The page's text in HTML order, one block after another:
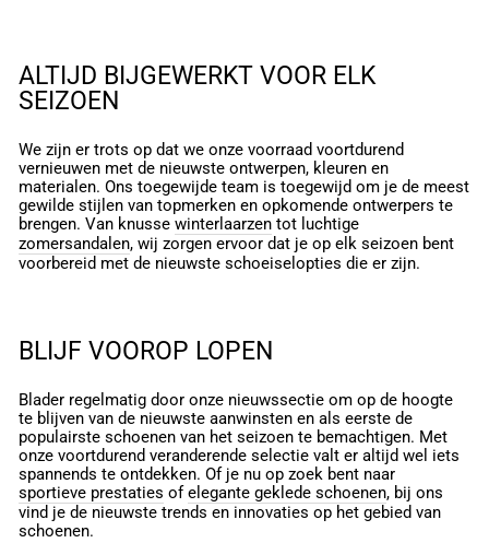
ALTIJD BIJGEWERKT VOOR ELK
SEIZOEN
We zijn er trots op dat we onze voorraad voortdurend
vernieuwen met de nieuwste ontwerpen, kleuren en
materialen. Ons toegewijde team is toegewijd om je de meest
gewilde stijlen van topmerken en opkomende ontwerpers te
brengen. Van knusse winterlaarzen tot luchtige
zomersandalen, wij zorgen ervoor dat je op elk seizoen bent
voorbereid met de nieuwste schoeiselopties die er zijn.
BLIJF VOOROP LOPEN
Blader regelmatig door onze nieuwssectie om op de hoogte
te blijven van de nieuwste aanwinsten en als eerste de
populairste schoenen van het seizoen te bemachtigen. Met
onze voortdurend veranderende selectie valt er altijd wel iets
spannends te ontdekken. Of je nu op zoek bent naar
sportieve prestaties of elegante geklede schoenen, bij ons
vind je de nieuwste trends en innovaties op het gebied van
schoenen.